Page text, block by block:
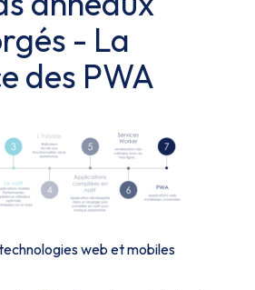
- La
des PWA
web et mobiles